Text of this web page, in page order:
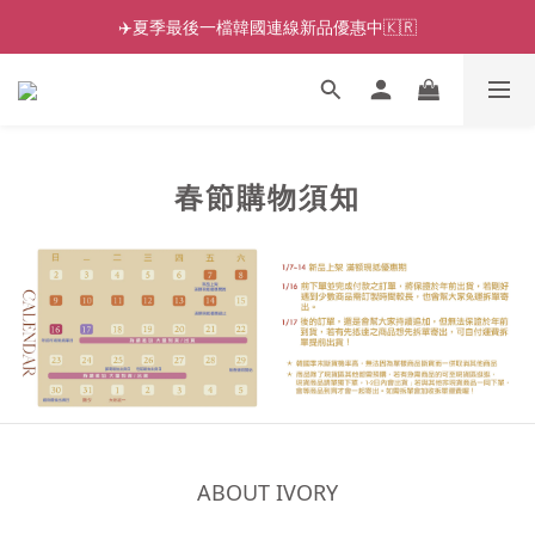
✈️夏季最後一檔韓國連線新品優惠中🇰🇷
春節購物須知
ABOUT IVORY